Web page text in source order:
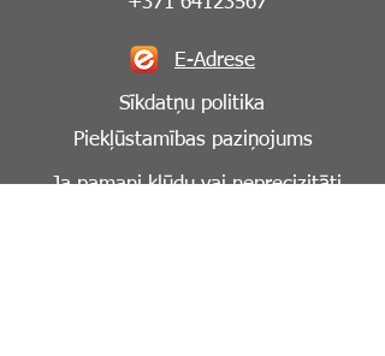
E-Adrese
Sīkdatņu politika
Piekļūstamības paziņojums
Ja pamani kļūdu vai neprecizitāti